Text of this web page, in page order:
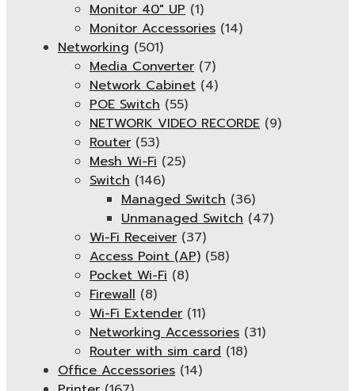
Monitor 40" UP (1)
Monitor Accessories (14)
Networking (501)
Media Converter (7)
Network Cabinet (4)
POE Switch (55)
NETWORK VIDEO RECORDE (9)
Router (53)
Mesh Wi-Fi (25)
Switch (146)
Managed Switch (36)
Unmanaged Switch (47)
Wi-Fi Receiver (37)
Access Point (AP) (58)
Pocket Wi-Fi (8)
Firewall (8)
Wi-Fi Extender (11)
Networking Accessories (31)
Router with sim card (18)
Office Accessories (14)